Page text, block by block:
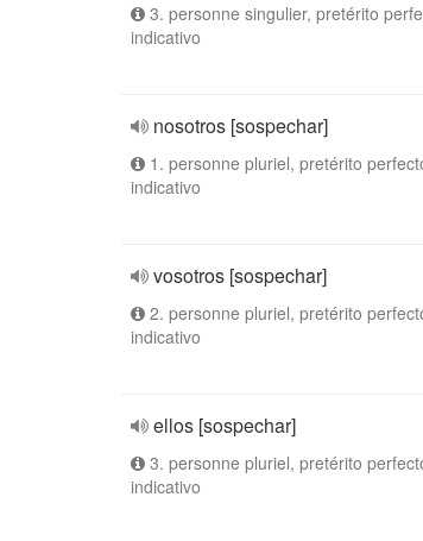
3. personne singulier, pretérito
indicativo
nosotros [sospechar]
1. personne pluriel, pretérito
indicativo
vosotros [sospechar]
2. personne pluriel, pretérito
indicativo
ellos [sospechar]
3. personne pluriel, pretérito
indicativo